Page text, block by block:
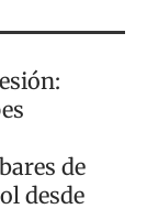
de
desde